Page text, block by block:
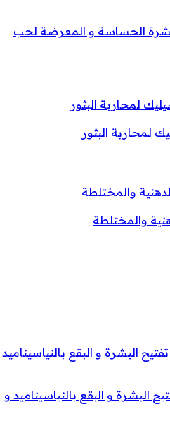
الحساسة و المعرضة لحب
البثور
والمختلطة
البشرة و البقع بالنياسيناميد و